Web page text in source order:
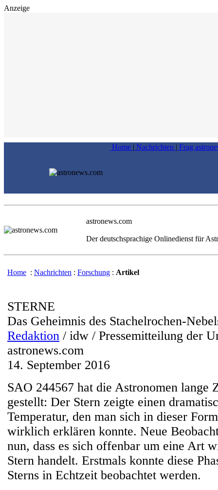
Anzeige
Home | Nachrichten | Frag
astronews.com
Der deutschsprachige Onlinedienst für
Home : Nachrichten : Forschung : Artikel
STERNE
Das Geheimnis des Stachelrochen-
Redaktion / idw / Pressemitteilung der
astronews.com
14. September 2016
SAO 244567 hat die Astronomen lange
gestellt: Der Stern zeigte einen
Temperatur, den man sich in dieser
wirklich erklären konnte. Neue
nun, dass es sich offenbar um eine Art
Stern handelt. Erstmals konnte diese
Sterns in Echtzeit beobachtet werden.